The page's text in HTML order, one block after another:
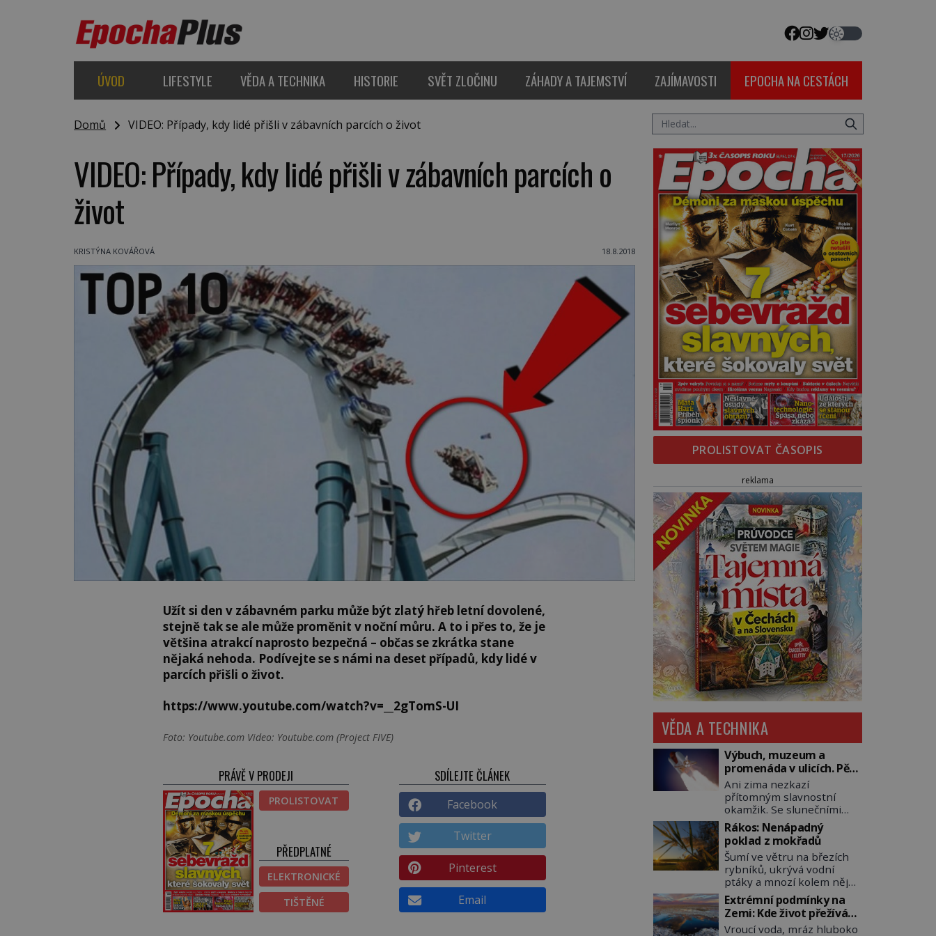
ÚVOD LIFESTYLE VĚDA A TECHNIKA HISTORIE SVĚT ZLOČINU ZÁHADY A TAJEMSTVÍ ZAJÍMAVOSTI EPOCHA NA CESTÁCH
Domů VIDEO: Případy, kdy lidé přišli v zábavních parcích o život
VIDEO: Případy, kdy lidé přišli v zábavních parcích o
život
KRISTÝNA KOVÁŘOVÁ 18.8.2018
Užít si den v zábavném parku může být zlatý hřeb letní dovolené,
stejně tak se ale může proměnit v noční můru. A to i přes to, že je
většina atrakcí naprosto bezpečná – občas se zkrátka stane
nějaká nehoda. Podívejte se s námi na deset případů, kdy lidé v
parcích přišli o život.
https://www.youtube.com/watch?v=__2gTomS-UI
Foto: Youtube.com Video: Youtube.com (Project FIVE)
PRÁVĚ V PRODEJI
PROLISTOVAT
PŘEDPLATNÉ
ELEKTRONICKÉ
TIŠTĚNÉ
SDÍLEJTE ČLÁNEK
Facebook
Twitter
Pinterest
Email
PROLISTOVAT ČASOPIS
reklama
VĚDA A TECHNIKA
Výbuch, muzeum a
promenáda v ulicích. Pět
osudů nejslavnějších
raketoplánů
Ani zima nezkazí
přítomným slavnostní
okamžik. Se slunečními
brýlemi hledí na startující
raketu, která má do
vesmíru vynést kromě
posádky také obyčejnou
učitelku. Po několika
sekundách všem ztuhnou
úsměvy, stroj totiž
exploduje. Jejich
konstrukce není z levného
Rákos: Nenápadný
poklad z mokřadů
Šumí ve větru na březích
rybníků, ukrývá vodní
ptáky a mnozí kolem něj
procházejí bez povšimnutí.
Přesto právě rákos
pomáhal stavět domy,
vyrábět lodě, zapisovat
Extrémní podmínky na
Zemi: Kde život přežívá
navzdory všemu
Vroucí voda, mráz hluboko